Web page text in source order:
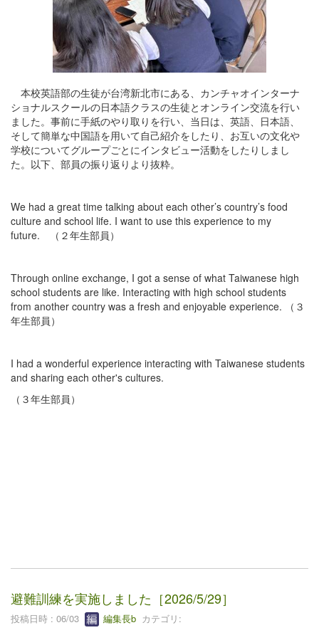
本校英語部の生徒が台湾新北市にある、カンチャオインターナ
ショナルスクールの日本語クラスの生徒とオンライン交流を行い
ました。事前に手紙のやり取りを行い、当日は、英語、日本語、
そして簡単な中国語を用いて自己紹介をしたり、お互いの文化や
学校についてグループごとにインタビュー活動をしたりしまし
た。以下、部員の振り返りより抜粋。
We had a great time talking about each other’s country’s food
culture and school life. I want to use this experience to my
future. （２年生部員）
Through online exchange, I got a sense of what Taiwanese high
school students are like. Interacting with high school students
from another country was a fresh and enjoyable experience. （３
年生部員）
I had a wonderful experience interacting with Taiwanese students
and sharing each other's cultures.
（３年生部員）
避難訓練を実施しました［2026/5/29］
投稿日時 : 06/03 編集長b カテゴリ: